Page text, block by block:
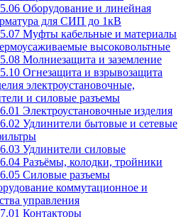
Оборудование и линейная
для СИП до 1кВ
Муфты кабельные и материалы
высоковольтные
Молниезащита и заземление
Огнезащита и взрывозащита
электроустановочные,
и силовые разъемы
Электроустановочные изделия
Удлинители бытовые и сетевые
Удлинители силовые
Разъёмы, колодки, тройники
Силовые разъемы
коммутационное и
управления
Контакторы